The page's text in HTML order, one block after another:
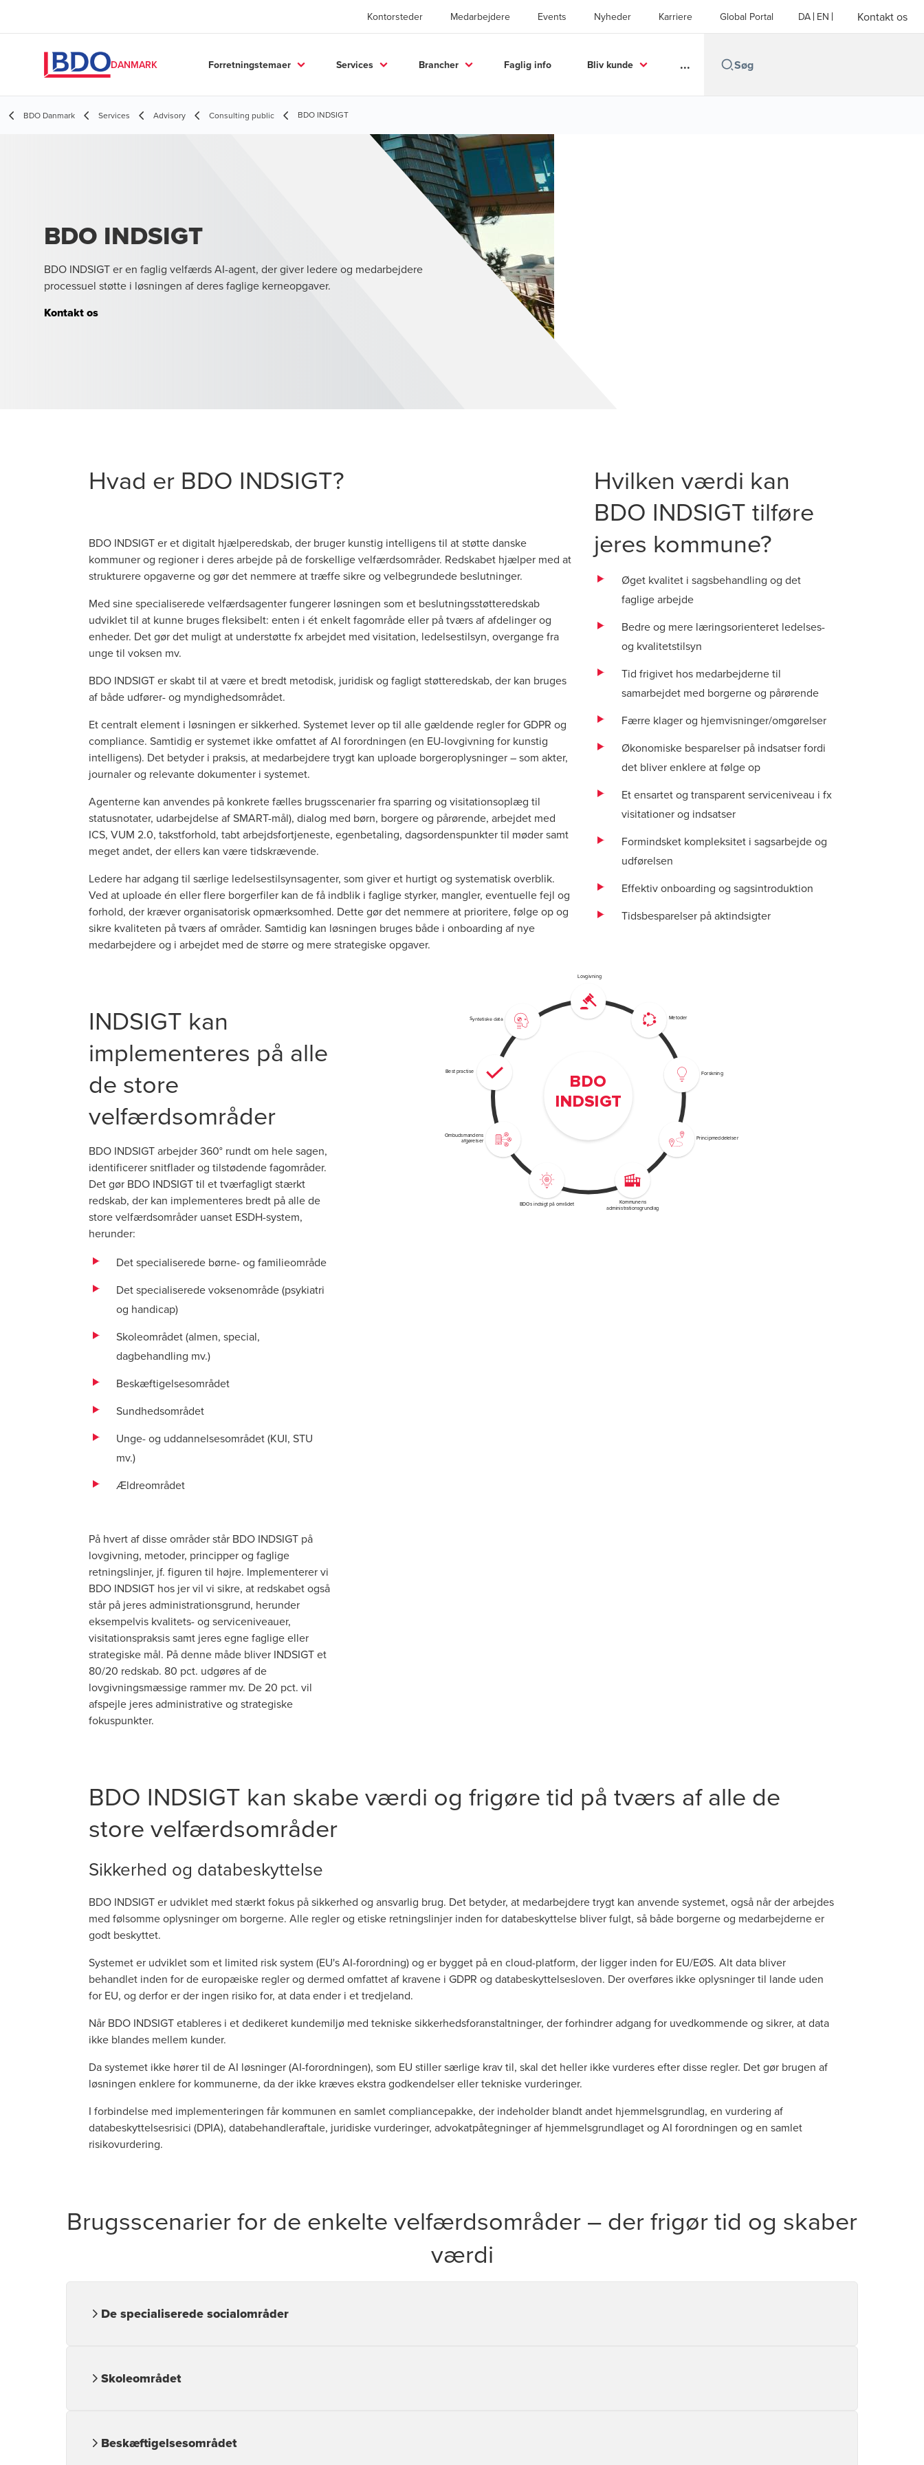
Kontorsteder Medarbejdere Events Nyheder Karriere Global Portal DA EN Kontakt os
DANMARK Forretningstemaer Services Brancher Faglig info Bliv kunde ...
BDO Danmark Services Advisory Consulting public BDO INDSIGT
BDO INDSIGT
BDO INDSIGT er en faglig velfærds AI-agent, der giver ledere og medarbejdere
processuel støtte i løsningen af deres faglige kerneopgaver.
Kontakt os
Hvad er BDO INDSIGT?
BDO INDSIGT er et digitalt hjælperedskab, der bruger kunstig intelligens til at støtte danske
kommuner og regioner i deres arbejde på de forskellige velfærdsområder. Redskabet hjælper med at
strukturere opgaverne og gør det nemmere at træffe sikre og velbegrundede beslutninger.
Med sine specialiserede velfærdsagenter fungerer løsningen som et beslutningsstøtteredskab
udviklet til at kunne bruges fleksibelt: enten i ét enkelt fagområde eller på tværs af afdelinger og
enheder. Det gør det muligt at understøtte fx arbejdet med visitation, ledelsestilsyn, overgange fra
unge til voksen mv.
BDO INDSIGT er skabt til at være et bredt metodisk, juridisk og fagligt støtteredskab, der kan bruges
af både udfører- og myndighedsområdet.
Et centralt element i løsningen er sikkerhed. Systemet lever op til alle gældende regler for GDPR og
compliance. Samtidig er systemet ikke omfattet af AI forordningen (en EU-lovgivning for kunstig
intelligens). Det betyder i praksis, at medarbejdere trygt kan uploade borgeroplysninger – som akter,
journaler og relevante dokumenter i systemet.
Agenterne kan anvendes på konkrete fælles brugsscenarier fra sparring og visitationsoplæg til
statusnotater, udarbejdelse af SMART-mål), dialog med børn, borgere og pårørende, arbejdet med
ICS, VUM 2.0, takstforhold, tabt arbejdsfortjeneste, egenbetaling, dagsordenspunkter til møder samt
meget andet, der ellers kan være tidskrævende.
Ledere har adgang til særlige ledelsestilsynsagenter, som giver et hurtigt og systematisk overblik.
Ved at uploade én eller flere borgerfiler kan de få indblik i faglige styrker, mangler, eventuelle fejl og
forhold, der kræver organisatorisk opmærksomhed. Dette gør det nemmere at prioritere, følge op og
sikre kvaliteten på tværs af områder. Samtidig kan løsningen bruges både i onboarding af nye
medarbejdere og i arbejdet med de større og mere strategiske opgaver.
Hvilken værdi kan
BDO INDSIGT tilføre
jeres kommune?
Øget kvalitet i sagsbehandling og det
faglige arbejde
Bedre og mere læringsorienteret ledelses-
og kvalitetstilsyn
Tid frigivet hos medarbejderne til
samarbejdet med borgerne og pårørende
Færre klager og hjemvisninger/omgørelser
Økonomiske besparelser på indsatser fordi
det bliver enklere at følge op
Et ensartet og transparent serviceniveau i fx
visitationer og indsatser
Formindsket kompleksitet i sagsarbejde og
udførelsen
Effektiv onboarding og sagsintroduktion
Tidsbesparelser på aktindsigter
INDSIGT kan
implementeres på alle
de store
velfærdsområder
BDO INDSIGT arbejder 360° rundt om hele sagen,
identificerer snitflader og tilstødende fagområder.
Det gør BDO INDSIGT til et tværfagligt stærkt
redskab, der kan implementeres bredt på alle de
store velfærdsområder uanset ESDH-system,
herunder:
Det specialiserede børne- og familieområde
Det specialiserede voksenområde (psykiatri
og handicap)
Skoleområdet (almen, special,
dagbehandling mv.)
Beskæftigelsesområdet
Sundhedsområdet
Unge- og uddannelsesområdet (KUI, STU
mv.)
Ældreområdet
På hvert af disse områder står BDO INDSIGT på
lovgivning, metoder, principper og faglige
retningslinjer, jf. figuren til højre. Implementerer vi
BDO INDSIGT hos jer vil vi sikre, at redskabet også
står på jeres administrationsgrund, herunder
eksempelvis kvalitets- og serviceniveauer,
visitationspraksis samt jeres egne faglige eller
strategiske mål. På denne måde bliver INDSIGT et
80/20 redskab. 80 pct. udgøres af de
lovgivningsmæssige rammer mv. De 20 pct. vil
afspejle jeres administrative og strategiske
fokuspunkter.
BDO INDSIGT kan skabe værdi og frigøre tid på tværs af alle de
store velfærdsområder
Sikkerhed og databeskyttelse
BDO INDSIGT er udviklet med stærkt fokus på sikkerhed og ansvarlig brug. Det betyder, at medarbejdere trygt kan anvende systemet, også når der arbejdes
med følsomme oplysninger om borgerne. Alle regler og etiske retningslinjer inden for databeskyttelse bliver fulgt, så både borgerne og medarbejderne er
godt beskyttet.
Systemet er udviklet som et limited risk system (EU's AI-forordning) og er bygget på en cloud-platform, der ligger inden for EU/EØS. Alt data bliver
behandlet inden for de europæiske regler og dermed omfattet af kravene i GDPR og databeskyttelsesloven. Der overføres ikke oplysninger til lande uden
for EU, og derfor er der ingen risiko for, at data ender i et tredjeland.
Når BDO INDSIGT etableres i et dedikeret kundemiljø med tekniske sikkerhedsforanstaltninger, der forhindrer adgang for uvedkommende og sikrer, at data
ikke blandes mellem kunder.
Da systemet ikke hører til de AI løsninger (AI-forordningen), som EU stiller særlige krav til, skal det heller ikke vurderes efter disse regler. Det gør brugen af
løsningen enklere for kommunerne, da der ikke kræves ekstra godkendelser eller tekniske vurderinger.
I forbindelse med implementeringen får kommunen en samlet compliancepakke, der indeholder blandt andet hjemmelsgrundlag, en vurdering af
databeskyttelsesrisici (DPIA), databehandleraftale, juridiske vurderinger, advokatpåtegninger af hjemmelsgrundlaget og AI forordningen og en samlet
risikovurdering.
Brugsscenarier for de enkelte velfærdsområder – der frigør tid og skaber
værdi
De specialiserede socialområder
Skoleområdet
Beskæftigelsesområdet